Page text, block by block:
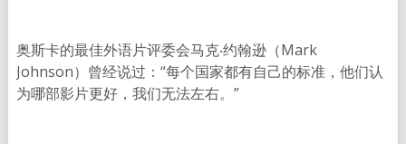
奥斯卡的最佳外语片评委会马克‧约翰逊（Mark
Johnson）曾经说过：“每个国家都有自己的标准，他们认
为哪部影片更好，我们无法左右。”